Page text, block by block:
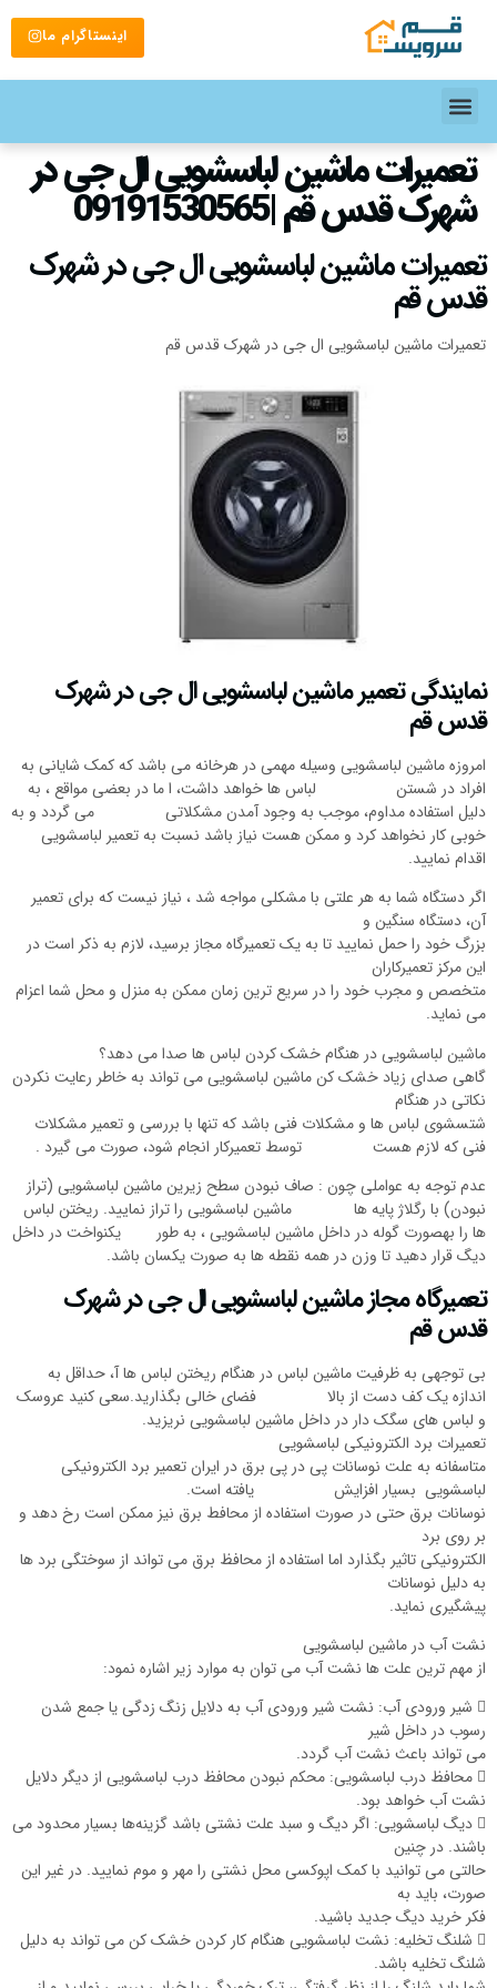
اینستاگرام ما
تعمیرات ماشین لباسشویی ال جی در
شهرک قدس قم |09191530565
تعمیرات ماشین لباسشویی ال جی در شهرک
قدس قم
تعمیرات ماشین لباسشویی ال جی در شهرک قدس قم
نمایندگی تعمیر ماشین لباسشویی ال جی در شهرک
قدس قم
امروزه ماشین لباسشویی وسیله مهمی در هرخانه می باشد که کمک شایانی به
افراد در شستن لباس ها خواهد داشت، ا ما در بعضی مواقع ، به
دلیل استفاده مداوم، موجب به وجود آمدن مشکلاتی می گردد و به
خوبی کار نخواهد کرد و ممکن هست نیاز باشد نسبت به تعمیر لباسشویی
اقدام نمایید.
اگر دستگاه شما به هر علتی با مشکلی مواجه شد ، نیاز نیست که برای تعمیر
آن، دستگاه سنگین و
بزرگ خود را حمل نمایید تا به یک تعمیرگاه مجاز برسید، لازم به ذکر است در
این مرکز تعمیرکاران
متخصص و مجرب خود را در سریع ترین زمان ممکن به منزل و محل شما اعزام
می نماید.
ماشین لباسشویی در هنگام خشک کردن لباس ها صدا می دهد؟
گاهی صدای زیاد خشک کن ماشین لباسشویی می تواند به خاطر رعایت نکردن
نکاتی در هنگام
شتسشوی لباس ها و مشکلات فنی باشد که تنها با بررسی و تعمیر مشکلات
فنی که لازم هست توسط تعمیرکار انجام شود، صورت می گیرد .
عدم توجه به عواملی چون : صاف نبودن سطح زیرین ماشین لباسشویی (تراز
نبودن) با رگلاژ پایه ها ماشین لباسشویی را تراز نمایید. ریختن لباس
ها را بهصورت گوله در داخل ماشین لباسشویی ، به طور یکنواخت در داخل
دیگ قرار دهید تا وزن در همه نقطه ها به صورت یکسان باشد.
تعمیرگاه مجاز ماشین لباسشویی ال جی در شهرک
قدس قم
بی توجهی به ظرفیت ماشین لباس در هنگام ریختن لباس ها آ، حداقل به
اندازه یک کف دست از بالا فضای خالی بگذارید.سعی کنید عروسک
و لباس های سگک دار در داخل ماشین لباسشویی نریزید.
تعمیرات برد الکترونیکی لباسشویی
متاسفانه به علت نوسانات پی در پی برق در ایران تعمیر برد الکترونیکی
لباسشویی بسیار افزایش یافته است.
نوسانات برق حتی در صورت استفاده از محافط برق نیز ممکن است رخ دهد و
بر روی برد
الکترونیکی تاثیر بگذارد اما استفاده از محافظ برق می تواند از سوختگی برد ها
به دلیل نوسانات
پیشگیری نماید.
نشت آب در ماشین لباسشویی
از مهم ‌ترین علت ها نشت آب می‌ توان به موارد زیر اشاره نمود:
 شیر ورودی آب: نشت شیر ورودی آب به دلایل زنگ زدگی یا جمع شدن
رسوب در داخل شیر
می‌ تواند باعث نشت آب گردد.
 محافظ درب لباسشویی: محکم نبودن محافظ درب لباسشویی از دیگر دلایل
نشت آب خواهد بود.
 دیگ لباسشویی: اگر دیگ و سبد علت نشتی باشد گزینه‌ها بسیار محدود می
باشند. در چنین
حالتی می ‌توانید با کمک اپوکسی محل نشتی را مهر و موم نمایید. در غیر این
صورت، باید به
فکر خرید دیگ جدید باشید.
 شلنگ تخلیه: نشت لباسشویی هنگام کار کردن خشک کن می‌ تواند به دلیل
شلنگ تخلیه باشد.